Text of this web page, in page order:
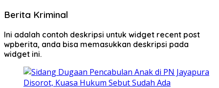
Berita Kriminal
Ini adalah contoh deskripsi untuk widget recent post
wpberita, anda bisa memasukkan deskripsi pada
widget ini.